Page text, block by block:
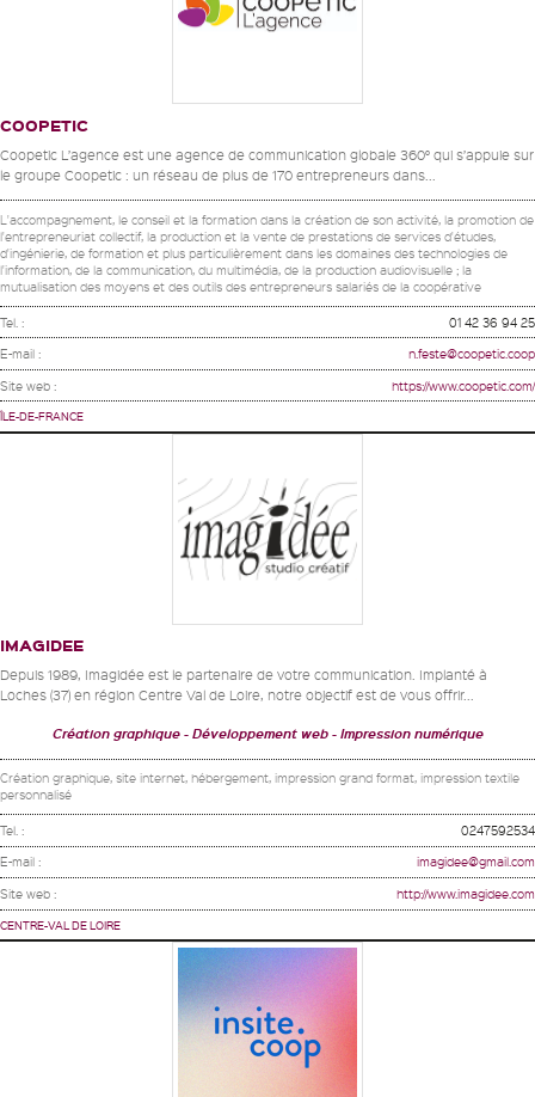
COOPETIC
Coopetic L’agence est une agence de communication globale 360° qui s’appuie sur
le groupe Coopetic : un réseau de plus de 170 entrepreneurs dans...
L'accompagnement, le conseil et la formation dans la création de son activité, la promotion de
l'entrepreneuriat collectif, la production et la vente de prestations de services d'études,
d'ingénierie, de formation et plus particulièrement dans les domaines des technologies de
l'information, de la communication, du multimédia, de la production audiovisuelle ; la
mutualisation des moyens et des outils des entrepreneurs salariés de la coopérative
Tel. : 01 42 36 94 25
E-mail : n.feste@coopetic.coop
Site web : https://www.coopetic.com/
ÎLE-DE-FRANCE
IMAGIDEE
Depuis 1989, Imagidée est le partenaire de votre communication. Implanté à
Loches (37) en région Centre Val de Loire, notre objectif est de vous offrir...
Création graphique Développement web Impression numérique
Création graphique, site internet, hébergement, impression grand format, impression textile
personnalisé
Tel. : 0247592534
E-mail : imagidee@gmail.com
Site web : http://www.imagidee.com
CENTRE-VAL DE LOIRE